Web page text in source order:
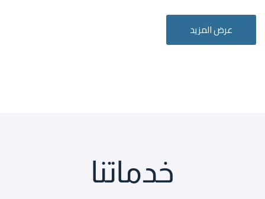
عرض المزيد
خدماتنا